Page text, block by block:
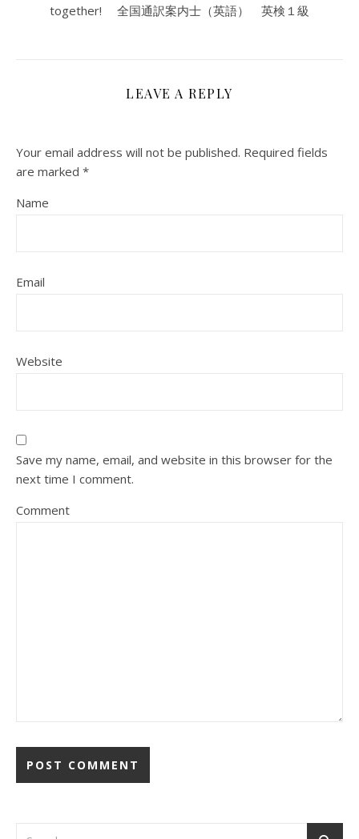
together! 全国通訳案内士（英語） 英検１級
LEAVE A REPLY
Your email address will not be published. Required fields
are marked *
Name
Email
Website
Save my name, email, and website in this browser for the
next time I comment.
Comment